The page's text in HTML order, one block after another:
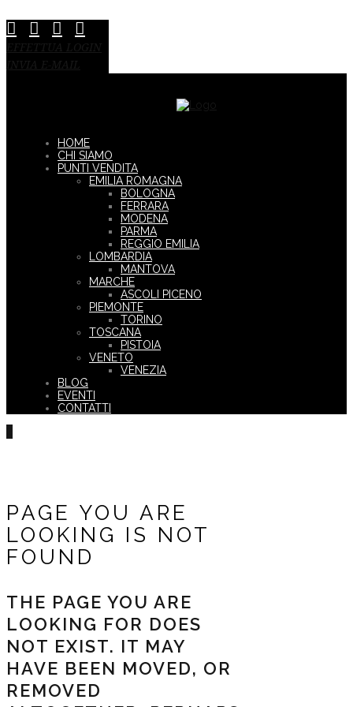
HOME
CHI SIAMO
PUNTI VENDITA
EMILIA ROMAGNA
BOLOGNA
FERRARA
MODENA
PARMA
REGGIO EMILIA
LOMBARDIA
MANTOVA
MARCHE
ASCOLI PICENO
PIEMONTE
TORINO
TOSCANA
PISTOIA
VENETO
VENEZIA
BLOG
EVENTI
CONTATTI
PAGE YOU ARE
LOOKING IS NOT
FOUND
THE PAGE YOU ARE
LOOKING FOR DOES
NOT EXIST. IT MAY
HAVE BEEN MOVED, OR
REMOVED